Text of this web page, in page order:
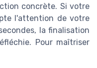
concrète. Si votre
l'attention de votre
la finalisation
Pour maîtriser